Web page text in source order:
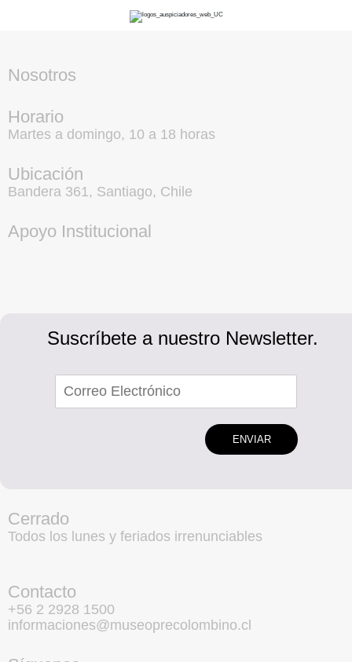
Nosotros
Horario
Martes a domingo, 10 a 18 horas
Ubicación
Bandera 361, Santiago, Chile
Apoyo Institucional
Suscríbete a nuestro Newsletter.
ENVIAR
Cerrado
Todos los lunes y feriados irrenunciables
Contacto
+56 2 2928 1500
informaciones@museoprecolombino.cl